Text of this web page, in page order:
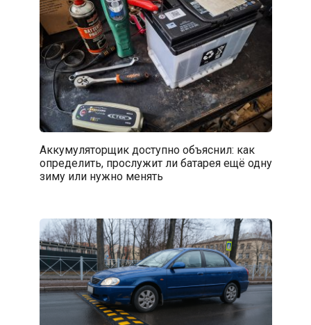
Аккумуляторщик доступно объяснил: как
определить, прослужит ли батарея ещё одну
зиму или нужно менять